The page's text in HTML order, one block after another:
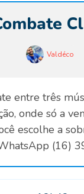
Valdéco
entre três
onde só a
escolhe a
(16)